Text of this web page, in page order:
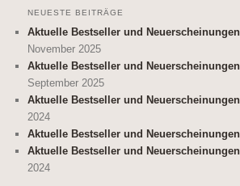
NEUESTE BEITRÄGE
Aktuelle Bestseller und
November 2025
Aktuelle Bestseller und
September 2025
Aktuelle Bestseller und
2024
Aktuelle Bestseller und
Aktuelle Bestseller und
2024